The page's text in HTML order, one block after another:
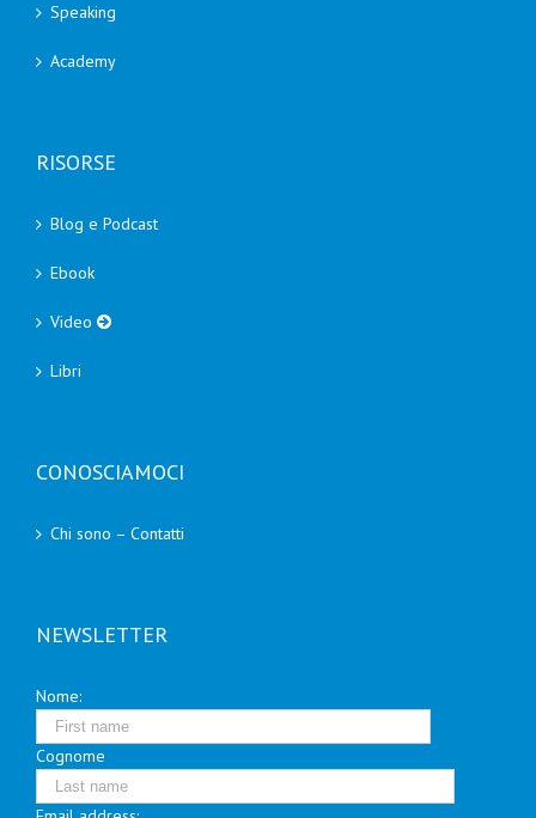
Speaking
Academy
RISORSE
Blog e Podcast
Ebook
Video
Libri
CONOSCIAMOCI
Chi sono – Contatti
NEWSLETTER
Nome:
Cognome